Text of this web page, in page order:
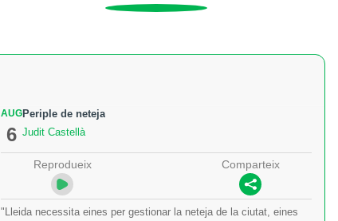
AUG
6
Periple de neteja
Judit Castellà
Reprodueix Comparteix
"Lleida necessita eines per gestionar la neteja de la ciutat, eines